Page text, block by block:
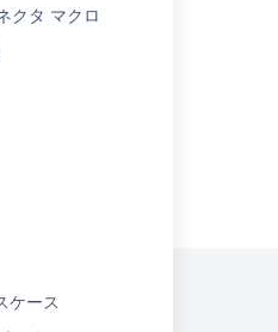
クタ マクロ
ケース
inside the info